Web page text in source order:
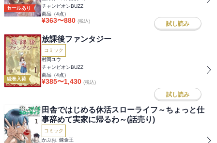
セールあり
チャンピオンBUZZ
商品（4点）
¥363〜880 (税込) 試し読み
続巻入荷
放課後ファンタジー
コミック
村岡ユウ
チャンピオンBUZZ
商品（4点）
¥385〜1,430 (税込)
試し読み
田舎ではじめる休活スローライフ～ちょっと仕
事辞めて実家に帰るわ～(話売り)
コミック
かぶお, 錬金王